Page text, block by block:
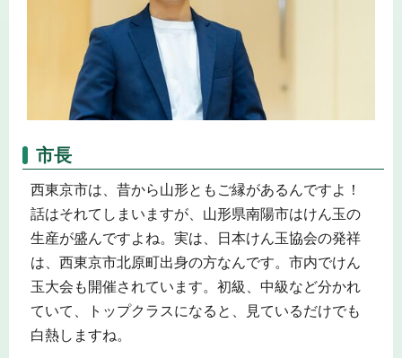
市長
西東京市は、昔から山形ともご縁があるんですよ！
話はそれてしまいますが、山形県南陽市はけん玉の
生産が盛んですよね。実は、日本けん玉協会の発祥
は、西東京市北原町出身の方なんです。市内でけん
玉大会も開催されています。初級、中級など分かれ
ていて、トップクラスになると、見ているだけでも
白熱しますね。